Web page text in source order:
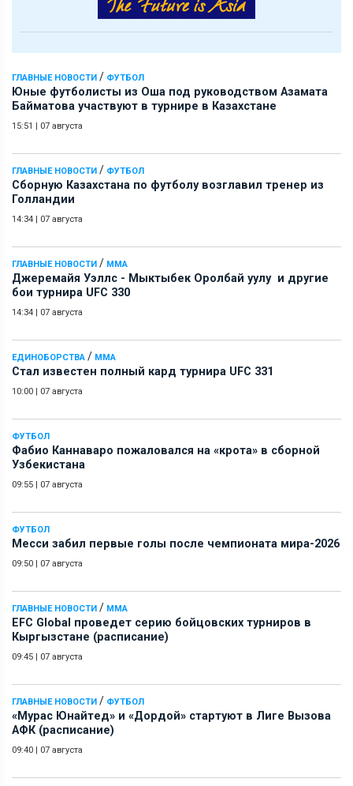
ГЛАВНЫЕ НОВОСТИ / ФУТБОЛ
Юные футболисты из Оша под руководством Азамата
Байматова участвуют в турнире в Казахстане
15:51 | 07 августа
ГЛАВНЫЕ НОВОСТИ / ФУТБОЛ
Сборную Казахстана по футболу возглавил тренер из
Голландии
14:34 | 07 августа
ГЛАВНЫЕ НОВОСТИ / ММА
Джеремайя Уэллс - Мыктыбек Оролбай уулу и другие
бои турнира UFC 330
14:34 | 07 августа
ЕДИНОБОРСТВА / ММА
Стал известен полный кард турнира UFC 331
10:00 | 07 августа
ФУТБОЛ
Фабио Каннаваро пожаловался на «крота» в сборной
Узбекистана
09:55 | 07 августа
ФУТБОЛ
Месси забил первые голы после чемпионата мира-2026
09:50 | 07 августа
ГЛАВНЫЕ НОВОСТИ / ММА
EFC Global проведет серию бойцовских турниров в
Кыргызстане (расписание)
09:45 | 07 августа
ГЛАВНЫЕ НОВОСТИ / ФУТБОЛ
«Мурас Юнайтед» и «Дордой» стартуют в Лиге Вызова
АФК (расписание)
09:40 | 07 августа